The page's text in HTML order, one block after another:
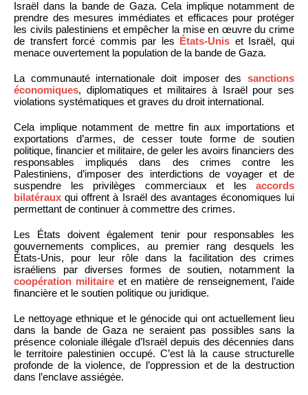
Israël dans la bande de Gaza. Cela implique notamment de
prendre des mesures immédiates et efficaces pour protéger
les civils palestiniens et empêcher la mise en œuvre du crime
de transfert forcé commis par les États-Unis et Israël, qui
menace ouvertement la population de la bande de Gaza.
La communauté internationale doit imposer des sanctions
économiques, diplomatiques et militaires à Israël pour ses
violations systématiques et graves du droit international.
Cela implique notamment de mettre fin aux importations et
exportations d’armes, de cesser toute forme de soutien
politique, financier et militaire, de geler les avoirs financiers des
responsables impliqués dans des crimes contre les
Palestiniens, d’imposer des interdictions de voyager et de
suspendre les privilèges commerciaux et les accords
bilatéraux qui offrent à Israël des avantages économiques lui
permettant de continuer à commettre des crimes.
Les États doivent également tenir pour responsables les
gouvernements complices, au premier rang desquels les
États-Unis, pour leur rôle dans la facilitation des crimes
israéliens par diverses formes de soutien, notamment la
coopération militaireet en matière de renseignement, l’aide
financière et le soutien politique ou juridique.
Le nettoyage ethnique et le génocide qui ont actuellement lieu
dans la bande de Gaza ne seraient pas possibles sans la
présence coloniale illégale d’Israël depuis des décennies dans
le territoire palestinien occupé. C’est là la cause structurelle
profonde de la violence, de l’oppression et de la destruction
dans l’enclave assiégée.